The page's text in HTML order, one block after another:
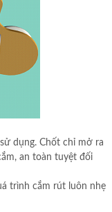
dụng. Chốt chỉ mở ra
an toàn tuyệt đối
trình cắm rút luôn nhẹ